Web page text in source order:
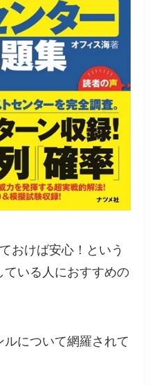
おけば安心！という
いる人におすすめの
について網羅されて